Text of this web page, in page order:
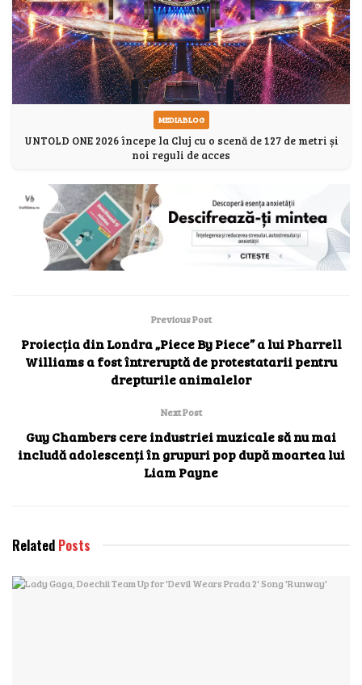
MEDIABLOG
UNTOLD ONE 2026 începe la Cluj cu o scenă de 127 de metri și
noi reguli de acces
Previous Post
Proiecția din Londra „Piece By Piece” a lui Pharrell
Williams a fost întreruptă de protestatarii pentru
drepturile animalelor
Next Post
Guy Chambers cere industriei muzicale să nu mai
includă adolescenți în grupuri pop după moartea lui
Liam Payne
Related Posts